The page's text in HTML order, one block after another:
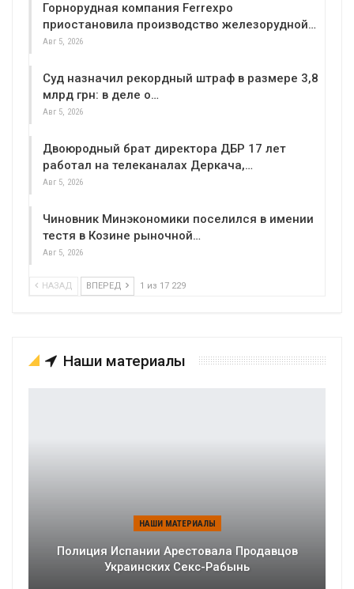
Горнорудная компания Ferrexpo
приостановила производство железорудной…
Авг 5, 2026
Суд назначил рекордный штраф в размере 3,8
млрд грн: в деле о…
Авг 5, 2026
Двоюродный брат директора ДБР 17 лет
работал на телеканалах Деркача,…
Авг 5, 2026
Чиновник Минэкономики поселился в имении
тестя в Козине рыночной…
Авг 5, 2026
НАЗАД ВПЕРЕД 1 из 17 229
Наши материалы
НАШИ МАТЕРИАЛЫ
Полиция Испании Арестовала Продавцов
Украинских Секс-Рабынь